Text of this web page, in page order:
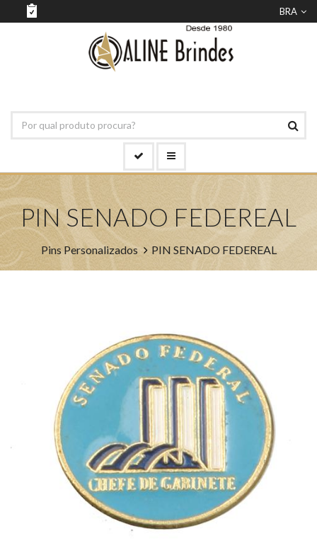
BRA
PIN SENADO FEDEREAL
Pins Personalizados PIN SENADO FEDEREAL